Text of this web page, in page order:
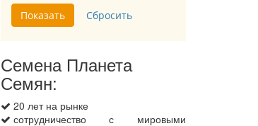
Семена Планета
Семян:
20 лет на рынке
сотрудничество с мировыми